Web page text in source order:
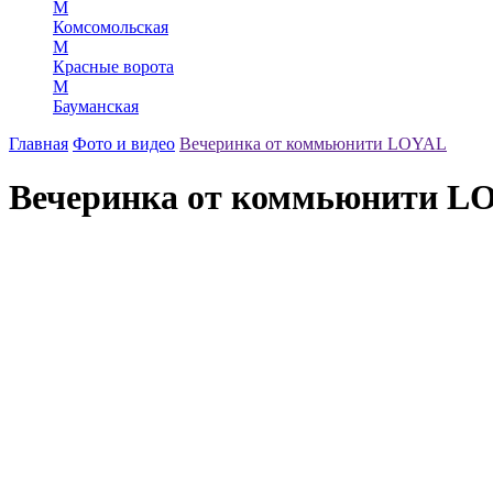
М
Комсомольская
М
Красные ворота
М
Бауманская
Главная Фото и видео Вечеринка от коммьюнити LOYAL
Вечеринка от коммьюнити